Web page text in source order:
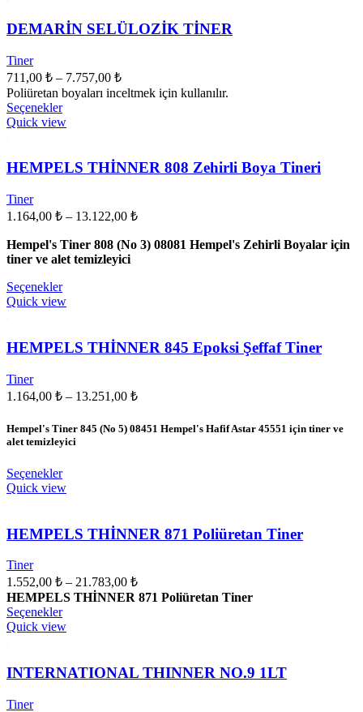
var.
Seçenekler
sayfasından
seçilebilir
DEMARİN SELÜLOZİK TİNER
Tiner
711,00 ₺ – 7.757,00 ₺Fiyat
aralığı:
Poliüretan boyaları inceltmek için kullanılır.
SeçeneklerBu
ürünün
varyasyonu
ürün
sayfasından
seçilebilir
Quick view
HEMPELS THİNNER 808 Zehirli Boya Tineri
Tiner
1.164,00 ₺ – 13.122,00 ₺Fiyat
1.164,00 ₺
Hempel's Tiner 808 (No 3) 08081 Hempel's Zehirli Boyalar için
tiner ve alet temizleyici
SeçeneklerBu
ürünün
varyasyonu
var.
sayfasından
Quick view
HEMPELS THİNNER 845 Epoksi Şeffaf Tiner
Tiner
1.164,00 ₺ – 13.251,00 ₺Fiyat
1.164,00 ₺
Hempel's Tiner 845 (No 5) 08451 Hempel's Hafif Astar 45551 için tiner ve
alet temizleyici
SeçeneklerBu
ürünün
varyasyonu
var.
ürün
sayfasından
seçilebilir
Quick view
HEMPELS THİNNER 871 Poliüretan Tiner
Tiner
1.552,00 ₺ – 21.783,00 ₺Fiyat
aralığı:
HEMPELS THİNNER 871 Poliüretan Tiner
SeçeneklerBu
ürünün
varyasyonu
var.
Quick view
INTERNATIONAL THINNER NO.9 1LT
Tiner